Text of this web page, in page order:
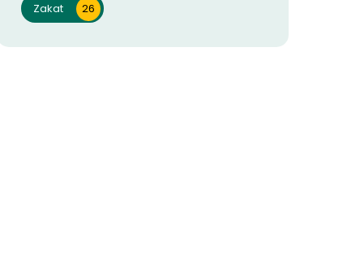
Zakat
26